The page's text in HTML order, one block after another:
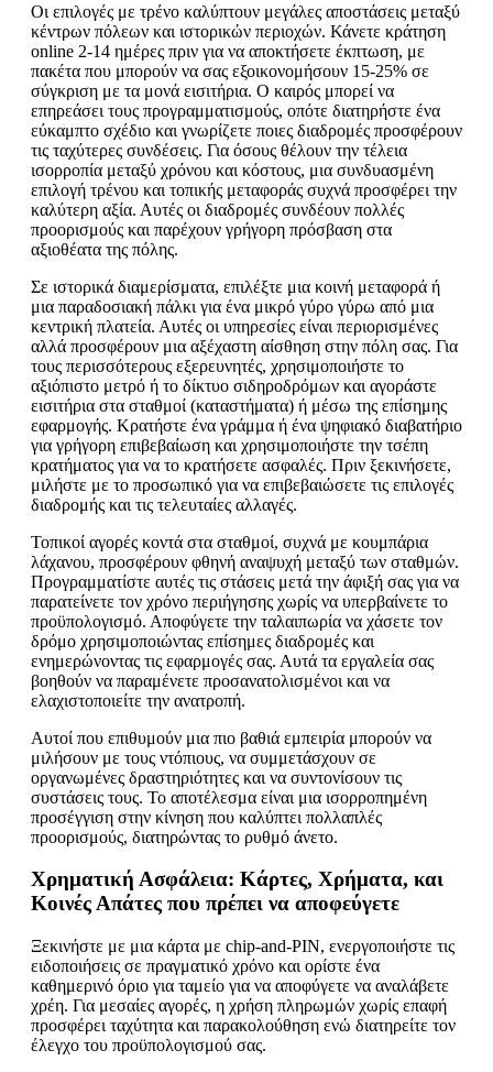
Οι επιλογές με τρένο καλύπτουν μεγάλες αποστάσεις μεταξύ
κέντρων πόλεων και ιστορικών περιοχών. Κάνετε κράτηση
online 2-14 ημέρες πριν για να αποκτήσετε έκπτωση, με
πακέτα που μπορούν να σας εξοικονομήσουν 15-25% σε
σύγκριση με τα μονά εισιτήρια. Ο καιρός μπορεί να
επηρεάσει τους προγραμματισμούς, οπότε διατηρήστε ένα
εύκαμπτο σχέδιο και γνωρίζετε ποιες διαδρομές προσφέρουν
τις ταχύτερες συνδέσεις. Για όσους θέλουν την τέλεια
ισορροπία μεταξύ χρόνου και κόστους, μια συνδυασμένη
επιλογή τρένου και τοπικής μεταφοράς συχνά προσφέρει την
καλύτερη αξία. Αυτές οι διαδρομές συνδέουν πολλές
προορισμούς και παρέχουν γρήγορη πρόσβαση στα
αξιοθέατα της πόλης.
Σε ιστορικά διαμερίσματα, επιλέξτε μια κοινή μεταφορά ή
μια παραδοσιακή πάλκι για ένα μικρό γύρο γύρω από μια
κεντρική πλατεία. Αυτές οι υπηρεσίες είναι περιορισμένες
αλλά προσφέρουν μια αξέχαστη αίσθηση στην πόλη σας. Για
τους περισσότερους εξερευνητές, χρησιμοποιήστε το
αξιόπιστο μετρό ή το δίκτυο σιδηροδρόμων και αγοράστε
εισιτήρια στα σταθμοί (καταστήματα) ή μέσω της επίσημης
εφαρμογής. Κρατήστε ένα γράμμα ή ένα ψηφιακό διαβατήριο
για γρήγορη επιβεβαίωση και χρησιμοποιήστε την τσέπη
κρατήματος για να το κρατήσετε ασφαλές. Πριν ξεκινήσετε,
μιλήστε με το προσωπικό για να επιβεβαιώσετε τις επιλογές
διαδρομής και τις τελευταίες αλλαγές.
Τοπικοί αγορές κοντά στα σταθμοί, συχνά με κουμπάρια
λάχανου, προσφέρουν φθηνή αναψυχή μεταξύ των σταθμών.
Προγραμματίστε αυτές τις στάσεις μετά την άφιξή σας για να
παρατείνετε τον χρόνο περιήγησης χωρίς να υπερβαίνετε το
προϋπολογισμό. Αποφύγετε την ταλαιπωρία να χάσετε τον
δρόμο χρησιμοποιώντας επίσημες διαδρομές και
ενημερώνοντας τις εφαρμογές σας. Αυτά τα εργαλεία σας
βοηθούν να παραμένετε προσανατολισμένοι και να
ελαχιστοποιείτε την ανατροπή.
Αυτοί που επιθυμούν μια πιο βαθιά εμπειρία μπορούν να
μιλήσουν με τους ντόπιους, να συμμετάσχουν σε
οργανωμένες δραστηριότητες και να συντονίσουν τις
συστάσεις τους. Το αποτέλεσμα είναι μια ισορροπημένη
προσέγγιση στην κίνηση που καλύπτει πολλαπλές
προορισμούς, διατηρώντας το ρυθμό άνετο.
Χρηματική Ασφάλεια: Κάρτες, Χρήματα, και
Κοινές Απάτες που πρέπει να αποφεύγετε
Ξεκινήστε με μια κάρτα με chip-and-PIN, ενεργοποιήστε τις
ειδοποιήσεις σε πραγματικό χρόνο και ορίστε ένα
καθημερινό όριο για ταμείο για να αποφύγετε να αναλάβετε
χρέη. Για μεσαίες αγορές, η χρήση πληρωμών χωρίς επαφή
προσφέρει ταχύτητα και παρακολούθηση ενώ διατηρείτε τον
έλεγχο του προϋπολογισμού σας.